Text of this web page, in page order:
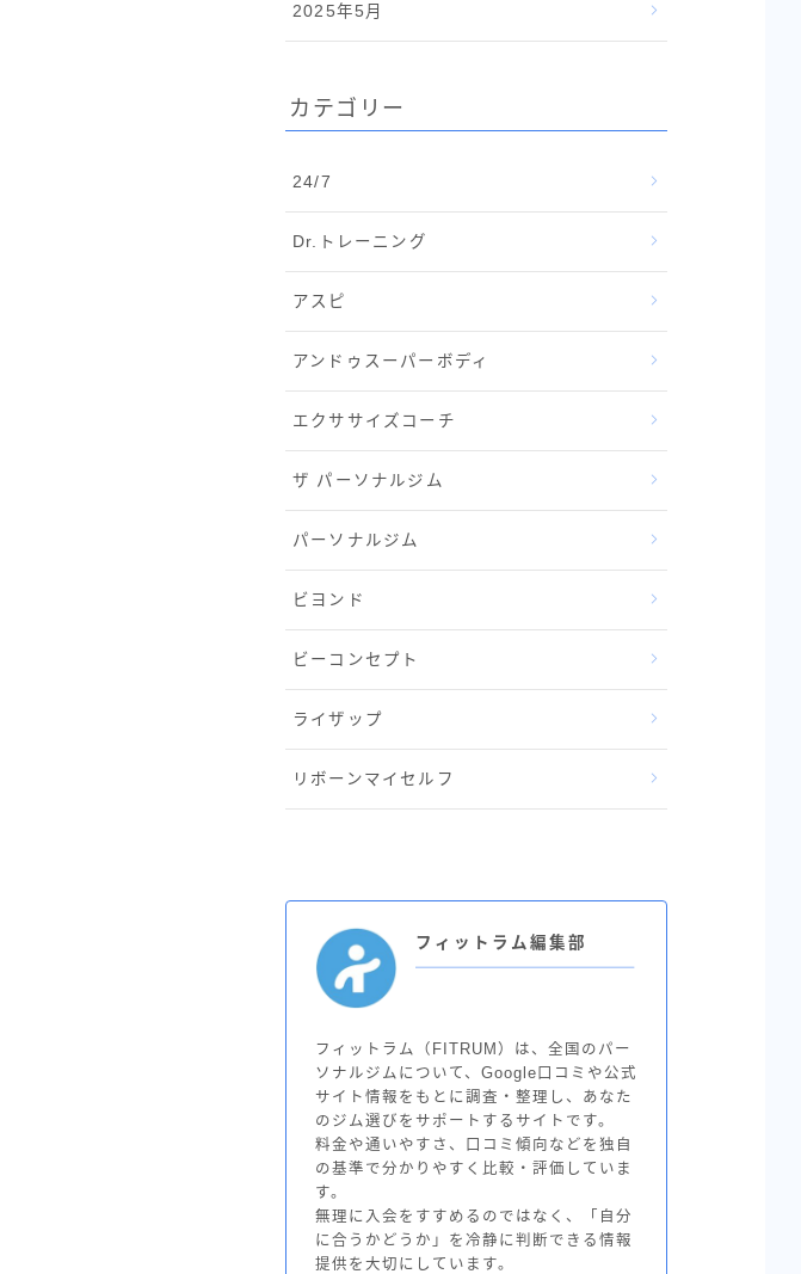
2025年5月
カテゴリー
24/7
Dr.トレーニング
アスピ
アンドゥスーパーボディ
エクササイズコーチ
ザ パーソナルジム
パーソナルジム
ビヨンド
ビーコンセプト
ライザップ
リボーンマイセルフ
フィットラム編集部
フィットラム（FITRUM）は、全国のパー
ソナルジムについて、Google口コミや公式
サイト情報をもとに調査・整理し、あなた
のジム選びをサポートするサイトです。
料金や通いやすさ、口コミ傾向などを独自
の基準で分かりやすく比較・評価していま
す。
無理に入会をすすめるのではなく、「自分
に合うかどうか」を冷静に判断できる情報
提供を大切にしています。